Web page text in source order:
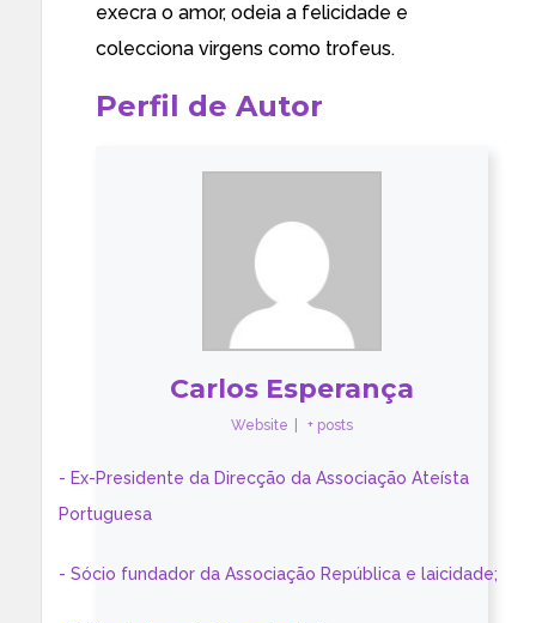
execra o amor, odeia a felicidade e
colecciona virgens como trofeus.
Perfil de Autor
Carlos Esperança
Website + posts
- Ex-Presidente da Direcção da Associação Ateísta
Portuguesa
- Sócio fundador da Associação República e laicidade;